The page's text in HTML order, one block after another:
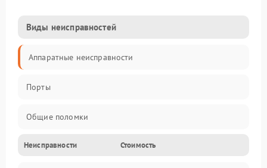
Виды неисправностей
Аппаратные неисправности
Порты
Общие поломки
Устройства
Неисправности Стоимость